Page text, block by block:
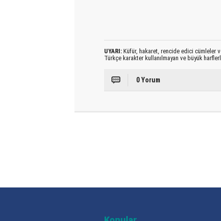
UYARI:Küfür, hakaret, rencide edici cümleler
Türkçe karakter kullanılmayan ve büyük
0 Yorum